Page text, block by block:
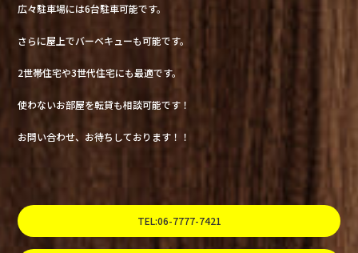
広々駐車場には6台駐車可能です。
さらに屋上でバーベキューも可能です。
2世帯住宅や3世代住宅にも最適です。
使わないお部屋を転貸も相談可能です！
お問い合わせ、お待ちしております！！
TEL:06-7777-7421